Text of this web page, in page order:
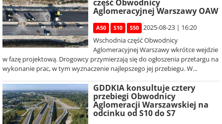
część Obwodnicy
Aglomeracyjnej Warszawy OAW
A50 S10 S50
2025-08-23 | 16:20
Wschodnia część Obwodnicy
Aglomeracyjnej Warszawy wkrótce wejdzie
w fazę projektową. Drogowcy przymierzają się do ogłoszenia przetargu na
wykonanie prac, w tym wyznaczenie najlepszego jej przebiegu. W...
GDDKIA konsultuje cztery
przebiegi Obwodnicy
Aglomeracji Warszawskiej na
odcinku od S10 do S7